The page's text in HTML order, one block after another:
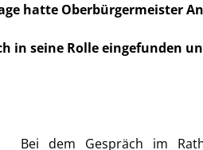
hatte Oberbürgermeister
in seine Rolle eingefunden
Bei dem Gespräch im